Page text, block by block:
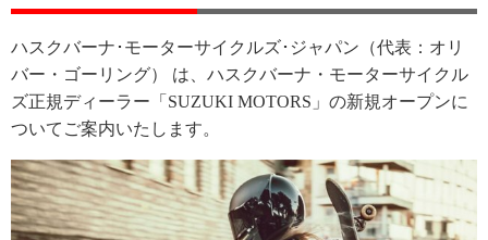
ハスクバーナ･モーターサイクルズ･ジャパン（代表：オリ
バー・ゴーリング） は、ハスクバーナ・モーターサイクル
ズ正規ディーラー「SUZUKI MOTORS」の新規オープンに
ついてご案内いたします。